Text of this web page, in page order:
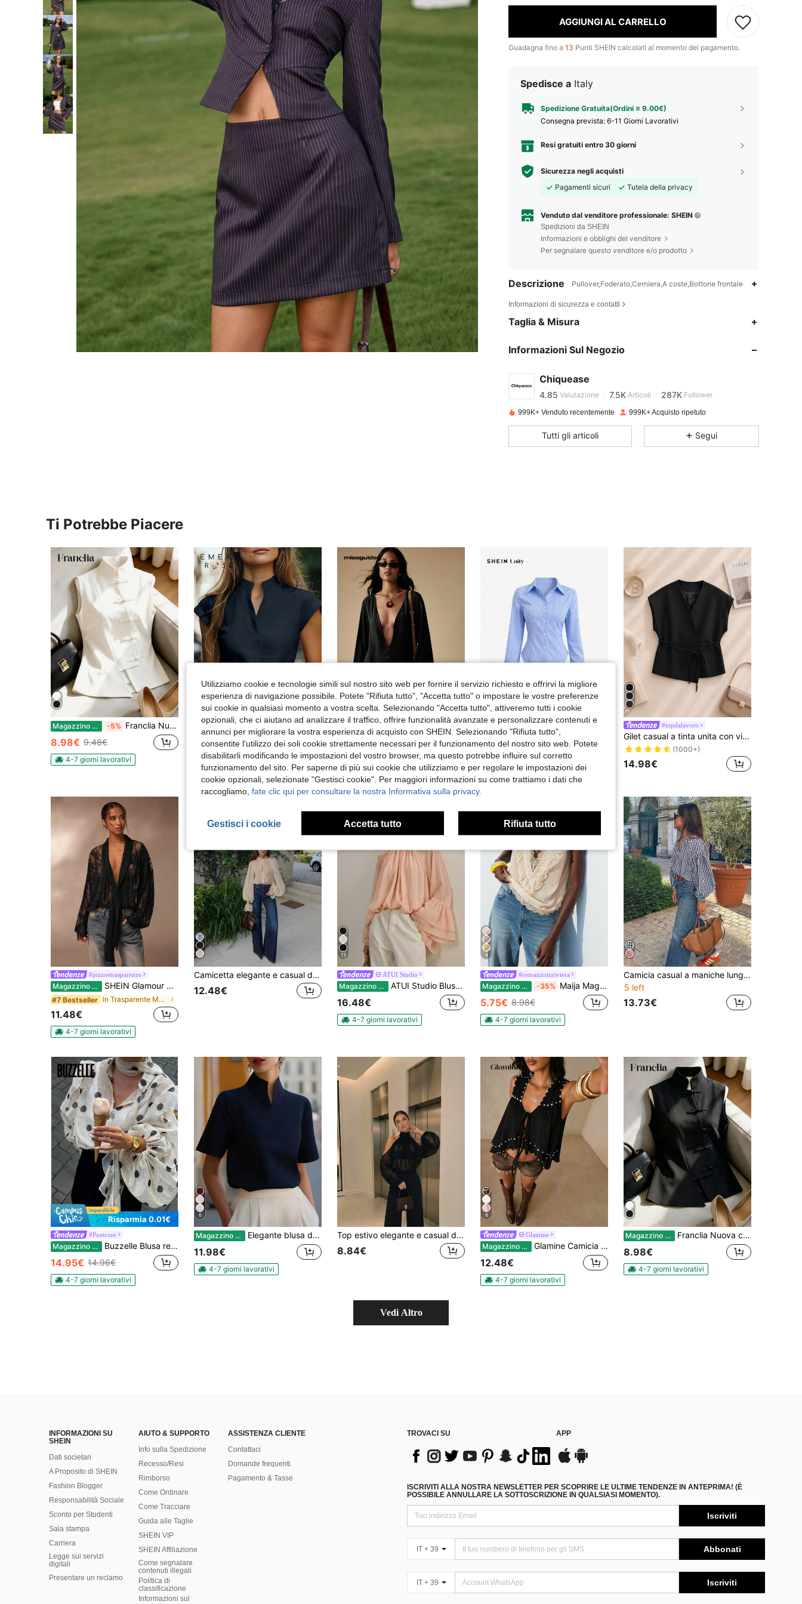
AGGIUNGI AL CARRELLO
Guadagna fino a 13 Punti SHEIN calcolati al momento del pagamento.
Spedisce a Italy
Spedizione Gratuita(Ordini ≥ 9.00€)
Consegna prevista: 6-11 Giorni Lavorativi
Resi gratuiti entro 30 giorni
Sicurezza negli acquisti
Pagamenti sicuri
Tutela della privacy
Venduto dal venditore professionale: SHEIN
Spedizioni da SHEIN
Informazioni e obblighi del venditore
Per segnalare questo venditore e/o prodotto
Descrizione Pullover,Foderato,Cerniera,A coste,Bottone frontale
Informazioni di sicurezza e contatti
Taglia & Misura
Informazioni Sul Negozio
Chiquease
4.85
4.85 Valutazione 7.5K Articoli 287K Follower
4.85
7.5K
4.85
4.85 7.5K 287K
999K+ Venduto recentemente 999K+ Acquisto ripetuto
Tutti gli articoli Segui
Ti Potrebbe Piacere
Magazzino EU -5% Franclia Nuova camicetta primaverile/estiva da donna in stile cheongsam cinese, senza maniche, con collo alla coreana, decorazione con bottoni, design vita asimmetrico, versatile
8.98€ 9.48€
4-7 giorni lavorativi
32
Magazzino EU EMERY ROSE Maglietta casual da donna con scollo a tacca e maniche a cappuccio, colore unito, adatta per l'uso quotidiano e per l'estate
#3 Bestseller
8.98€
4-7 giorni lavorativi
MISSGUIDED
MISSGUIDED Blusa elegante con maniche a campana in chiffon intrecciato, scollo a V profondo, dettagli con frange, adatta per serate ed eventi autunnali e invernali
18.33€
12
SHEIN Unity Camicia a maniche lunghe casual con righe e vita svasata, adatta per primavera/estate/autunno, top a maniche lunghe
10.87€ 10.98€
4-7 giorni lavorativi
#topdalavoro
Gilet casual a tinta unita con vita incrociata, adatto per primavera e autunno, nero estivo, streetwear
(1000+)
14.98€
#pizzoetrasparenze
Magazzino EU SHEIN Glamour Blusa in pizzo trasparente, camicia da donna in pizzo tinta unita
#7 Bestseller in Trasparente Magliette giornaliere
11.48€
4-7 giorni lavorativi
Camicetta elegante e casual da donna con collo alto, maniche lunghe e trasparenti - Orlo arricciato, maniche a lanterna, pieghe frontali, tessuto leggero in chiffon, blocchi di colore in contrasto in raso, vestibilità morbida, adatta per l'estate
12.48€
13
ATUI Studio
Magazzino EU ATUI Studio Blusa elegante da donna con maniche a campana e colore unito, adatta per l'ufficio
16.48€
4-7 giorni lavorativi
4
#romanzoinriviera
Magazzino EU -35% Maija Maglietta casual da donna con scollo a V profondo e volant, versatile per uso quotidiano
5.75€ 8.98€
4-7 giorni lavorativi
Camicia casual a maniche lunghe da donna, stile di strada, con scollo a V, bottoni e mezza patta, a quadri, adatta per primavera/estate
5 left
13.73€
Risparmia 0.01€
#Poetcore
Magazzino EU Buzzelle Blusa retrò con stampa a pois HUACAITA, maniche a lanterna in chiffon morbido, volant, camicia trasparente con bottoni, stile da strada, adatta per vacanze al mare
14.95€ 14.96€
4-7 giorni lavorativi
6
Magazzino EU Elegante blusa da donna stile cinese con colletto alto e maniche corte, casual estiva per vacanze, colore unito, accademia, spiaggia, ufficio
11.98€
4-7 giorni lavorativi
Top estivo elegante e casual da donna, nero, trasparente, con collo alto, spalle scoperte e maniche lunghe, adatto per feste in spiaggia, vacanze e uscite autunnali
8.84€
8
Glamine
Magazzino EU Glamine Camicia casual color albicocca con decorazione arricciata, stile da spiaggia e tempo libero, elegante e affascinante camicia da donna con decorazione di rivetti e fiocco anteriore, romantica, adatta per college, laurea, primavera, estate e uso casual quotidiano
12.48€
4-7 giorni lavorativi
Magazzino EU Franclia Nuova camicetta primaverile/estiva da donna in stile cinese ispirata al cheongsam, senza maniche, con collo alla coreana, decorazione con bottoni, design vita asimmetrico, versatile
8.98€
4-7 giorni lavorativi
Vedi Altro
INFORMAZIONI SU
SHEIN
Dati societari
A Proposito di SHEIN
Fashion Blogger
Responsabilità Sociale
Sconto per Studenti
Sala stampa
Carriera
Legge sui servizi
digitali
Presentare un reclamo
AIUTO & SUPPORTO
Info sulla Spedizione
Recesso/Resi
Rimborso
Come Ordinare
Come Tracciare
Guida alle Taglie
SHEIN VIP
SHEIN Affiliazione
Come segnalare
contenuti illegali
Politica di
classificazione
​Informazioni sul
ASSISTENZA CLIENTE
Contattaci
Domande frequenti
Pagamento & Tasse
TROVACI SU APP
ISCRIVITI ALLA NOSTRA NEWSLETTER PER SCOPRIRE LE ULTIME TENDENZE IN ANTEPRIMA! (È
POSSIBILE ANNULLARE LA SOTTOSCRIZIONE IN QUALSIASI MOMENTO).
Iscriviti
IT + 39 Abbonati
IT + 39 Iscriviti
Utilizziamo cookie e tecnologie simili sul nostro sito web per fornire il servizio richiesto e offrirvi la migliore
esperienza di navigazione possibile. Potete "Rifiuta tutto", "Accetta tutto" o impostare le vostre preferenze
sui cookie in qualsiasi momento a vostra scelta. Selezionando "Accetta tutto", attiveremo tutti i cookie
opzionali, che ci aiutano ad analizzare il traffico, offrire funzionalità avanzate e personalizzare contenuti e
annunci per migliorare la vostra esperienza di acquisto con SHEIN. Selezionando "Rifiuta tutto",
consentite l'utilizzo dei soli cookie strettamente necessari per il funzionamento del nostro sito web. Potete
disabilitarli modificando le impostazioni del vostro browser, ma questo potrebbe influire sul corretto
funzionamento del sito. Per saperne di più sui cookie che utilizziamo e per regolare le impostazioni dei
cookie opzionali, selezionate "Gestisci cookie". Per maggiori informazioni su come trattiamo i dati che
raccogliamo, fate clic qui per consultare la nostra Informativa sulla privacy.
Gestisci i cookie Accetta tutto Rifiuta tutto